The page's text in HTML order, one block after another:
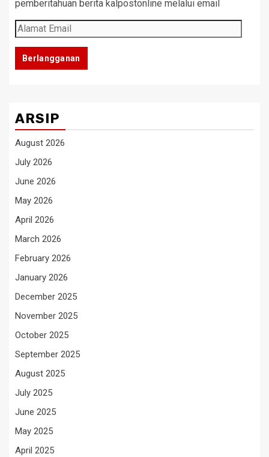
pemberitahuan berita kalpostonline melalui email
Alamat
Email
Berlangganan
ARSIP
August 2026
July 2026
June 2026
May 2026
April 2026
March 2026
February 2026
January 2026
December 2025
November 2025
October 2025
September 2025
August 2025
July 2025
June 2025
May 2025
April 2025